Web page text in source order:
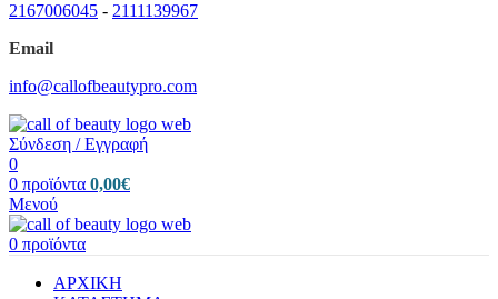
2167006045 - 2111139967
Email
info@callofbeautypro.com
Σύνδεση / Εγγραφή
0
0 προϊόντα 0,00€
Μενού
0 προϊόντα
ΑΡΧΙΚΗ